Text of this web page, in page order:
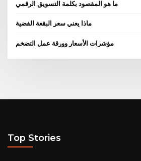
ما هو المقصود بكلمة التسويق الرقمي
ماذا يعني سعر البقعة الفضية
مؤشرات الأسعار وورقة عمل التضخم
Top Stories